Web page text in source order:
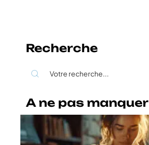
Recherche
A ne pas manquer